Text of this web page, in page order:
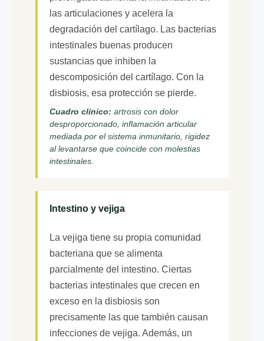
las articulaciones y acelera la
degradación del cartílago. Las bacterias
intestinales buenas producen
sustancias que inhiben la
descomposición del cartílago. Con la
disbiosis, esa protección se pierde.
Cuadro clínico: artrosis con dolor
desproporcionado, inflamación articular
mediada por el sistema inmunitario, rigidez
al levantarse que coincide con molestias
intestinales.
Intestino y vejiga
La vejiga tiene su propia comunidad
bacteriana que se alimenta
parcialmente del intestino. Ciertas
bacterias intestinales que crecen en
exceso en la disbiosis son
precisamente las que también causan
infecciones de vejiga. Además, un